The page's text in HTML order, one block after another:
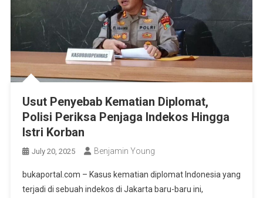
Usut Penyebab Kematian Diplomat,
Polisi Periksa Penjaga Indekos Hingga
Istri Korban
July 20, 2025 Benjamin Young
bukaportal.com – Kasus kematian diplomat Indonesia yang
terjadi di sebuah indekos di Jakarta baru-baru ini,